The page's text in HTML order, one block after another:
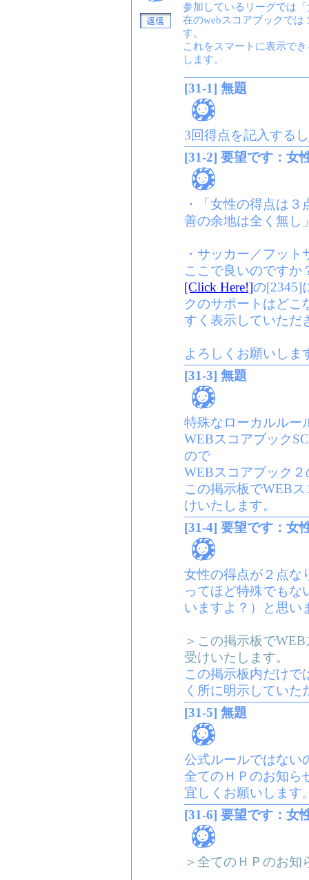
参加しているリーグでは
在のwebスコアブックで
す。
これをスマートに表示で
します。
[31-1] 無題
3回得点を記入する
[31-2] 要望です：女
・「女性の得点は
善の余地は全く無し
・サッカー／フッ
ここで良いのですか
[Click Here!]の[2345]
クのサポートはどこ
すく表示していただ
よろしくお願いしま
[31-3] 無題
特殊なローカルルー
WEBスコアブック
ので
WEBスコアブック
この掲示板でWEB
けいたします。
[31-4] 要望です：女
女性の得点が２点な
ってほど特殊でも
いますよ？）と思
＞この掲示板で
受けいたします。
この掲示板内だけで
く所に明示してい
[31-5] 無題
公式ルールではない
全てのＨＰのお知ら
宜しくお願いします
[31-6] 要望です：女
＞全てのＨＰのお